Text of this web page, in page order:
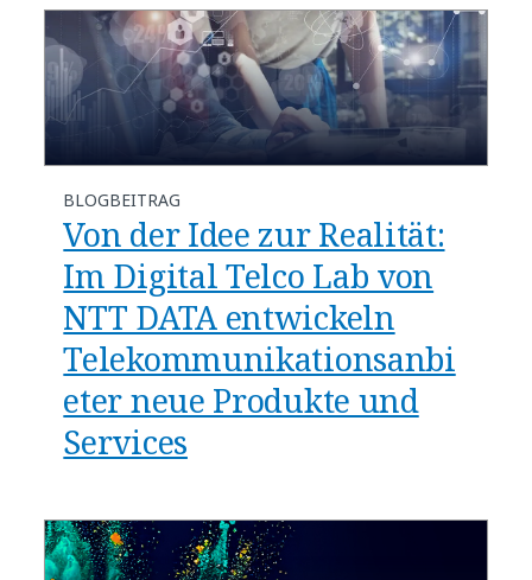
BLOGBEITRAG
Von der Idee zur Realität:
Im Digital Telco Lab von
NTT DATA entwickeln
Telekommunikationsanbi
eter neue Produkte und
Services